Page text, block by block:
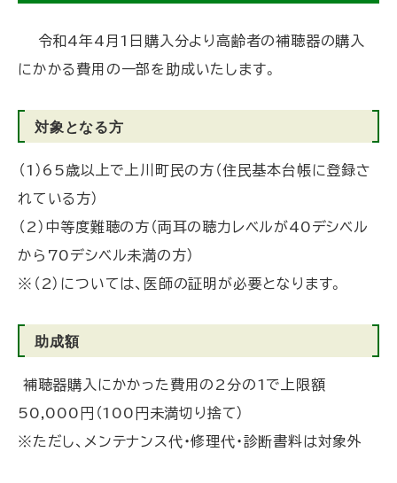
令和4年4月1日購入分より高齢者の補聴器の購入
にかかる費用の一部を助成いたします。
対象となる方
（1）65歳以上で上川町民の方（住民基本台帳に登録さ
れている方）
（2）中等度難聴の方（両耳の聴力レベルが40デシベル
から70デシベル未満の方）
※（2）については、医師の証明が必要となります。
助成額
補聴器購入にかかった費用の2分の1で上限額
50,000円（100円未満切り捨て）
※ただし、メンテナンス代・修理代・診断書料は対象外